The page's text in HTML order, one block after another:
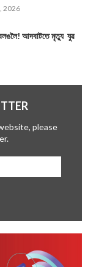
2026
আদবাটতে মৃত্যু যুৱ
please